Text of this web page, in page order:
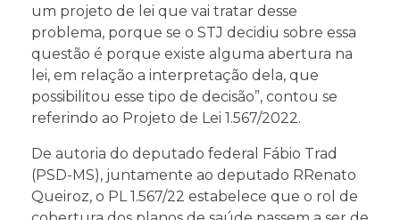
um projeto de lei que vai tratar desse
problema, porque se o STJ decidiu sobre essa
questão é porque existe alguma abertura na
lei, em relação a interpretação dela, que
possibilitou esse tipo de decisão”, contou se
referindo ao Projeto de Lei 1.567/2022.
De autoria do deputado federal Fábio Trad
(PSD-MS), juntamente ao deputado RRenato
Queiroz, o PL 1.567/22 estabelece que o rol de